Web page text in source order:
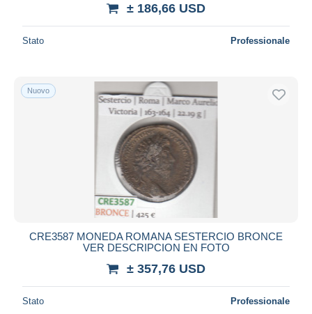
± 186,66 USD
Stato Professionale
Nuovo
CRE3587 MONEDA ROMANA SESTERCIO BRONCE
VER DESCRIPCION EN FOTO
± 357,76 USD
Stato Professionale